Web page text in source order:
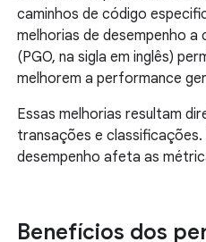
caminhos de código
melhorias de desempenho
(PGO, na sigla em inglês)
melhorem a performance
Essas melhorias resultam
transações e
desempenho afeta as
Benefícios dos